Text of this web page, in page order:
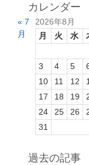
カレンダー
2026年8月
月
火 水
3
4 5
10
11 12
17
18 19
24
25 26
31
« 7
月
過去の記事